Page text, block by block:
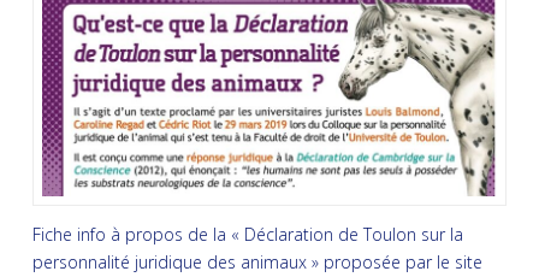
Fiche info à propos de la « Déclaration de Toulon sur la
personnalité juridique des animaux » proposée par le site